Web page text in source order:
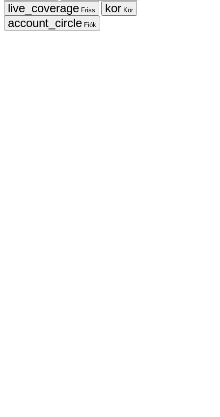
Friss
Kör
Fiók